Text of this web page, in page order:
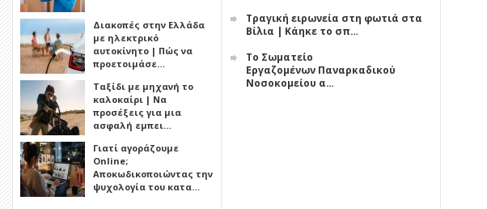
Διακοπές στην Ελλάδα
με ηλεκτρικό
αυτοκίνητο | Πώς να
προετοιμάσε…
Ταξίδι με μηχανή το
καλοκαίρι | Να
προσέξεις για μια
ασφαλή εμπει…
Γιατί αγοράζουμε
Online;
Αποκωδικοποιώντας την
ψυχολογία του κατα…
Τραγική ειρωνεία στη φωτιά στα
Βίλια | Κάηκε το σπ…
Το Σωματείο
Εργαζομένων Παναρκαδικού
Νοσοκομείου α…